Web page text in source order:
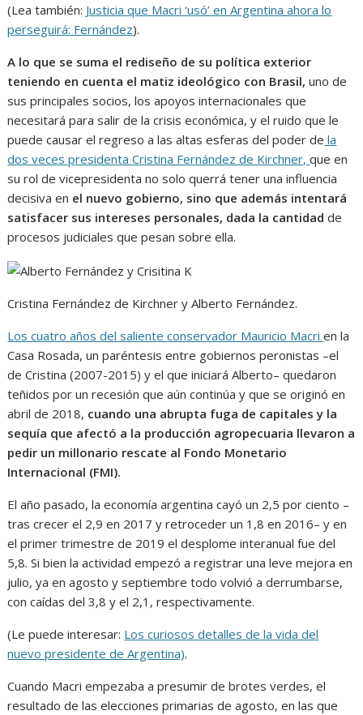
(Lea también: Justicia que Macri ‘usó’ en Argentina ahora lo
perseguirá: Fernández).
A lo que se suma el rediseño de su política exterior
teniendo en cuenta el matiz ideológico con Brasil, uno de
sus principales socios, los apoyos internacionales que
necesitará para salir de la crisis económica, y el ruido que le
puede causar el regreso a las altas esferas del poder de la
dos veces presidenta Cristina Fernández de Kirchner,que en
su rol de vicepresidenta no solo querrá tener una influencia
decisiva en el nuevo gobierno, sino que además intentará
satisfacer sus intereses personales, dada la cantidad de
procesos judiciales que pesan sobre ella.
Cristina Fernández de Kirchner y Alberto Fernández.
Los cuatro años del saliente conservador Mauricio Macrien la
Casa Rosada, un paréntesis entre gobiernos peronistas –el
de Cristina (2007-2015) y el que iniciará Alberto– quedaron
teñidos por un recesión que aún continúa y que se originó en
abril de 2018, cuando una abrupta fuga de capitales y la
sequía que afectó a la producción agropecuaria llevaron a
pedir un millonario rescate al Fondo Monetario
Internacional (FMI).
El año pasado, la economía argentina cayó un 2,5 por ciento –
tras crecer el 2,9 en 2017 y retroceder un 1,8 en 2016– y en
el primer trimestre de 2019 el desplome interanual fue del
5,8. Si bien la actividad empezó a registrar una leve mejora en
julio, ya en agosto y septiembre todo volvió a derrumbarse,
con caídas del 3,8 y el 2,1, respectivamente.
(Le puede interesar: Los curiosos detalles de la vida del
nuevo presidente de Argentina).
Cuando Macri empezaba a presumir de brotes verdes, el
resultado de las elecciones primarias de agosto, en las que